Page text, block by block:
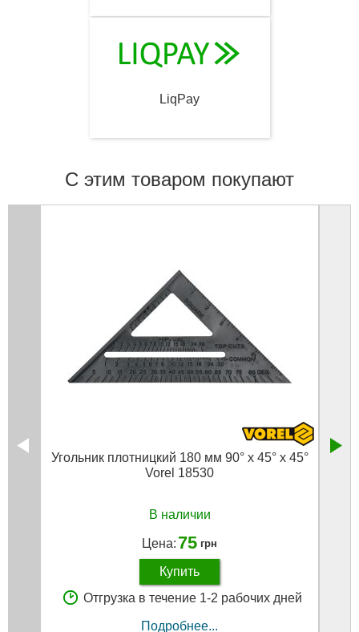
LiqPay
С этим товаром покупают
Угольник плотницкий 180 мм 90° х 45° х 45°
Vorel 18530
В наличии
Цена: 75 грн
Купить
Отгрузка в течение 1-2 рабочих дней
Подробнее...